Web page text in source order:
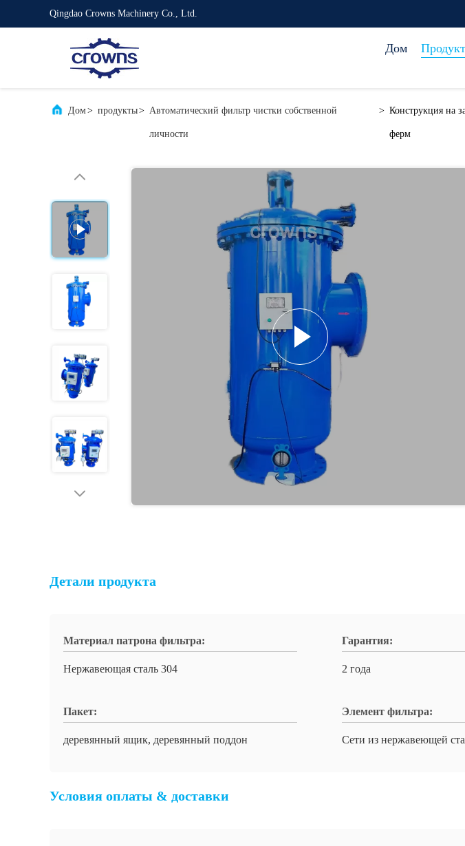
Qingdao Crowns Machinery Co., Ltd.
Дом
Дом> продукты> Автоматический фильтр чистки собственной
личности
> Конструкция на
ферм
Детали продукта
Материал патрона фильтра:
Нержавеющая сталь 304
Гарантия:
2 года
Пакет:
деревянный ящик, деревянный поддон
Элемент фильтра:
Сети из нержавеющей
Условия оплаты & доставки